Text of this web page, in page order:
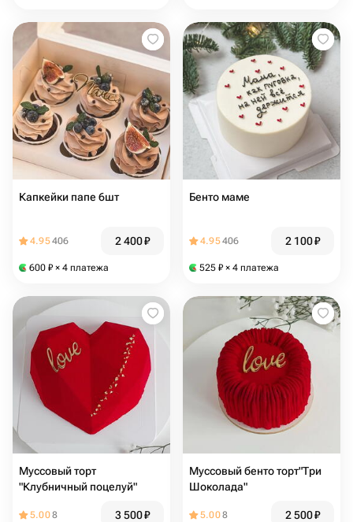
Капкейки папе 6шт
4.95406 2 400₽
600 ₽ × 4 платежа
Бенто маме
4.95406 2 100₽
525 ₽ × 4 платежа
Муссовый торт
"Клубничный поцелуй"
5.008 3 500₽
Муссовый бенто торт"Три
Шоколада"
5.008 2 500₽